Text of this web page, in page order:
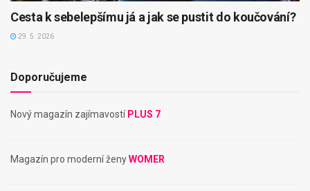
Cesta k sebelepšímu já a jak se pustit do koučování?
29. 5. 2026
Doporučujeme
Nový magazín zajímavostí PLUS 7
Magazín pro moderní ženyWOMER